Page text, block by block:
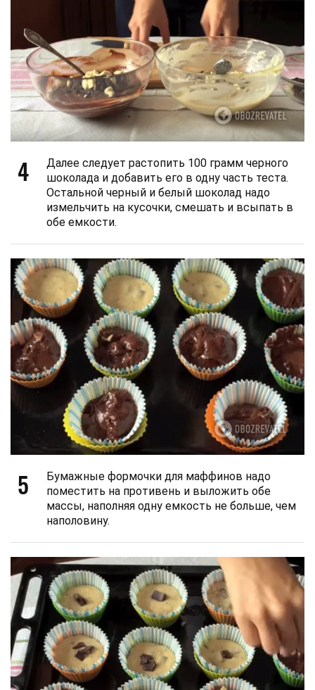
4
Далее следует растопить 100 грамм черного
шоколада и добавить его в одну часть теста.
Остальной черный и белый шоколад надо
измельчить на кусочки, смешать и всыпать в
обе емкости.
5
Бумажные формочки для маффинов надо
поместить на противень и выложить обе
массы, наполняя одну емкость не больше, чем
наполовину.